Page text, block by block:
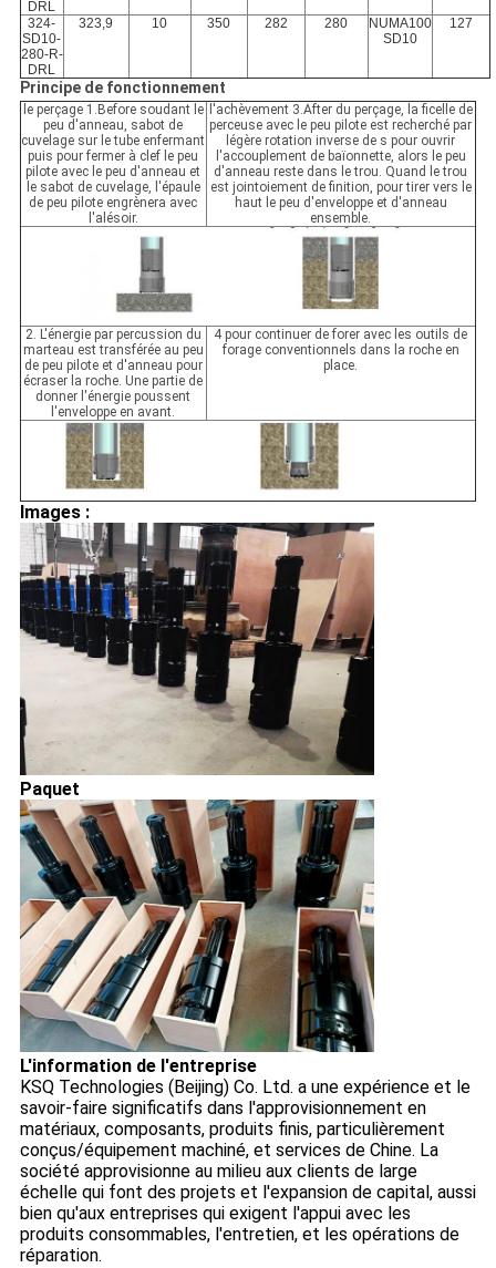
DRL
324-
SD10-
280-R-
DRL
323,9 10 350 282 280
NUMA100
SD10
127
Principe de fonctionnement
le perçage 1.Before soudant le
peu d'anneau, sabot de
cuvelage sur le tube enfermant
puis pour fermer à clef le peu
pilote avec le peu d'anneau et
le sabot de cuvelage, l'épaule
de peu pilote engrènera avec
l'alésoir.
l'achèvement 3.After du perçage, la ficelle de
perceuse avec le peu pilote est recherché par
légère rotation inverse de s pour ouvrir
l'accouplement de baïonnette, alors le peu
d'anneau reste dans le trou. Quand le trou
est jointoiement de finition, pour tirer vers le
haut le peu d'enveloppe et d'anneau
ensemble.
2. L'énergie par percussion du
marteau est transférée au peu
de peu pilote et d'anneau pour
écraser la roche. Une partie de
donner l'énergie poussent
l'enveloppe en avant.
4 pour continuer de forer avec les outils de
forage conventionnels dans la roche en
place.
Images :
Paquet
L'information de l'entreprise
KSQ Technologies (Beijing) Co. Ltd. a une expérience et le
savoir-faire significatifs dans l'approvisionnement en
matériaux, composants, produits finis, particulièrement
conçus/équipement machiné, et services de Chine. La
société approvisionne au milieu aux clients de large
échelle qui font des projets et l'expansion de capital, aussi
bien qu'aux entreprises qui exigent l'appui avec les
produits consommables, l'entretien, et les opérations de
réparation.